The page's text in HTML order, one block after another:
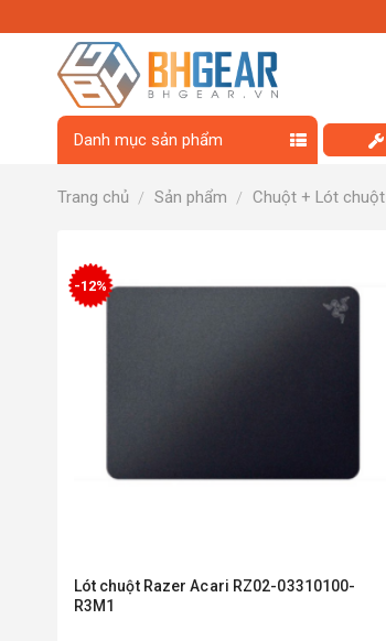
Danh mục sản phẩm
Trang chủ / Sản phẩm / Chuột + Lót chuột
-12%
Lót chuột Razer Acari RZ02-03310100-
R3M1